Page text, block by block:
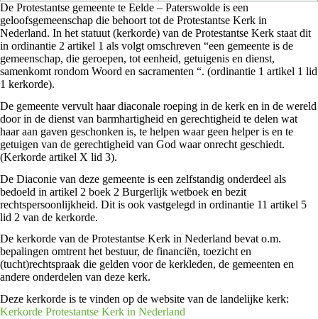
De Protestantse gemeente te Eelde – Paterswolde is een
geloofsgemeenschap die behoort tot de Protestantse Kerk in
Nederland. In het statuut (kerkorde) van de Protestantse Kerk staat dit
in ordinantie 2 artikel 1 als volgt omschreven “een gemeente is de
gemeenschap, die geroepen, tot eenheid, getuigenis en dienst,
samenkomt rondom Woord en sacramenten “. (ordinantie 1 artikel 1 lid
1 kerkorde).
De gemeente vervult haar diaconale roeping in de kerk en in de wereld
door in de dienst van barmhartigheid en gerechtigheid te delen wat
haar aan gaven geschonken is, te helpen waar geen helper is en te
getuigen van de gerechtigheid van God waar onrecht geschiedt.
(Kerkorde artikel X lid 3).
De Diaconie van deze gemeente is een zelfstandig onderdeel als
bedoeld in artikel 2 boek 2 Burgerlijk wetboek en bezit
rechtspersoonlijkheid. Dit is ook vastgelegd in ordinantie 11 artikel 5
lid 2 van de kerkorde.
De kerkorde van de Protestantse Kerk in Nederland bevat o.m.
bepalingen omtrent het bestuur, de financiën, toezicht en
(tucht)rechtspraak die gelden voor de kerkleden, de gemeenten en
andere onderdelen van deze kerk.
Deze kerkorde is te vinden op de website van de landelijke kerk:
Kerkorde Protestantse Kerk in Nederland